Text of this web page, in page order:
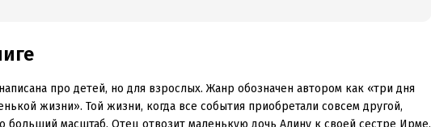
про детей, но для взрослых. Жанр обозначен автором как «три дня
жизни». Той жизни, когда все события приобретали совсем другой,
больший масштаб. Отец отвозит маленькую дочь Алину к своей сестре Ирме,